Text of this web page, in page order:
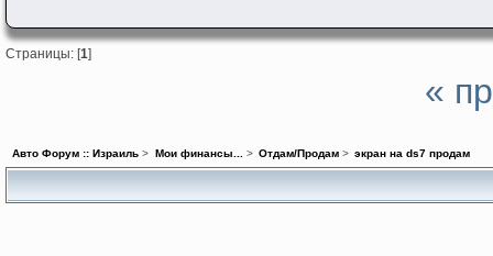
Страницы: [1]
«
Авто Форум :: Израиль > Мои финансы... > Отдам/Продам> экран на ds7 продам